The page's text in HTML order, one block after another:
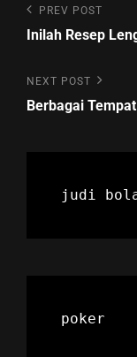
Post
navigation
Previous
Post
PREV POST
Inilah Resep
Next
Post
NEXT POST
Berbagai
judi
poker